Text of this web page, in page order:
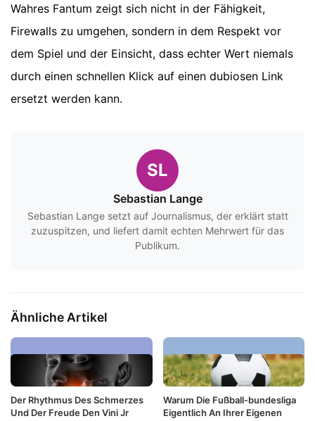
Wahres Fantum zeigt sich nicht in der Fähigkeit,
Firewalls zu umgehen, sondern in dem Respekt vor
dem Spiel und der Einsicht, dass echter Wert niemals
durch einen schnellen Klick auf einen dubiosen Link
ersetzt werden kann.
SL
Sebastian Lange
Sebastian Lange setzt auf Journalismus, der erklärt statt
zuzuspitzen, und liefert damit echten Mehrwert für das
Publikum.
Ähnliche Artikel
Der Rhythmus Des Schmerzes
Und Der Freude Den Vini Jr
Warum Die Fußball-bundesliga
Eigentlich An Ihrer Eigenen